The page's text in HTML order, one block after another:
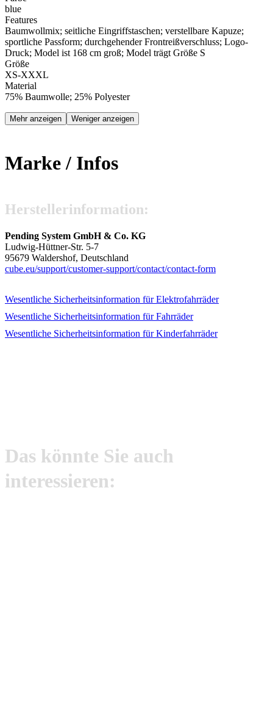
blue
Features
Baumwollmix; seitliche Eingriffstaschen; verstellbare Kapuze;
sportliche Passform; durchgehender Frontreißverschluss; Logo-
Druck; Model ist 168 cm groß; Model trägt Größe S
Größe
XS-XXXL
Material
75% Baumwolle; 25% Polyester
Mehr anzeigen Weniger anzeigen
Marke / Infos
Hersteller­information:
Pending System GmbH & Co. KG
Ludwig-Hüttner-Str. 5-7
95679 Waldershof, Deutschland
cube.eu/support/customer-support/contact/contact-form
Wesentliche Sicherheits­information für Elektrofahrräder
Wesentliche Sicherheits­information für Fahrräder
Wesentliche Sicherheits­information für Kinderfahrräder
Das könnte Sie auch
interessieren: